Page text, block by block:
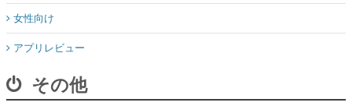
女性向け
アプリレビュー
その他